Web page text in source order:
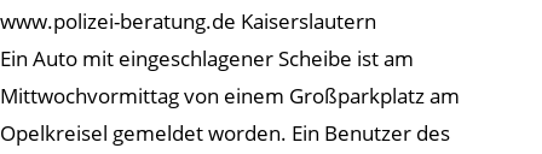
www.polizei-beratung.de Kaiserslautern
Ein Auto mit eingeschlagener Scheibe ist am
Mittwochvormittag von einem Großparkplatz am
Opelkreisel gemeldet worden. Ein Benutzer des